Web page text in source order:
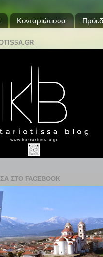
Κονταριώτισσα
ΣΤΟ FACEBOOK